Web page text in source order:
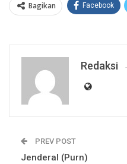
Bagikan Facebook
Redaksi
PREV POST
Jenderal (Purn)